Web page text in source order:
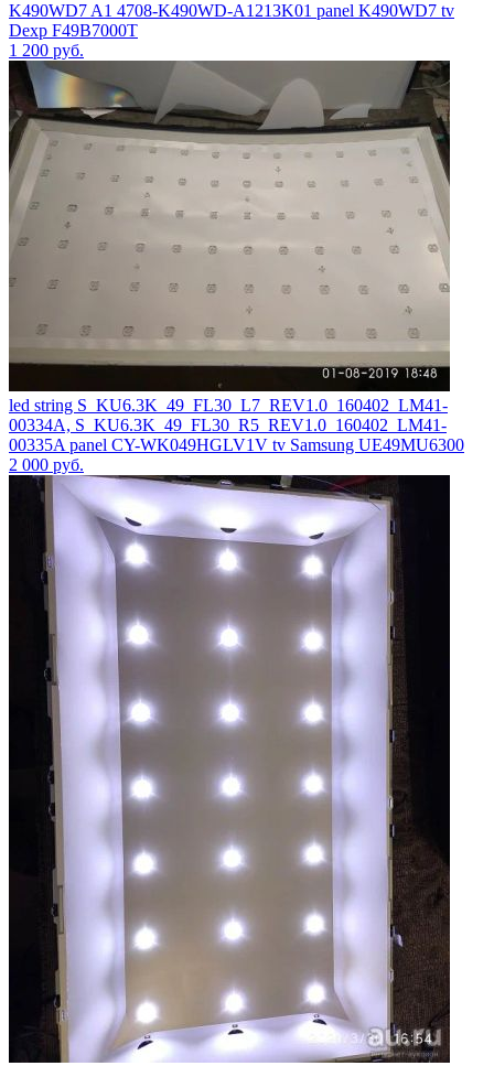
K490WD7 A1 4708-K490WD-A1213K01 panel K490WD7 tv
Dexp F49B7000T
1 200 руб.
led string S_KU6.3K_49_FL30_L7_REV1.0_160402_LM41-
00334A, S_KU6.3K_49_FL30_R5_REV1.0_160402_LM41-
00335A panel CY-WK049HGLV1V tv Samsung UE49MU6300
2 000 руб.